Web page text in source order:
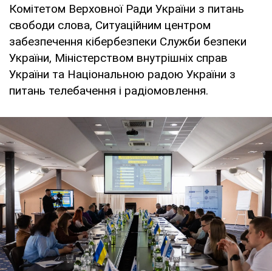
Комітетом Верховної Ради України з питань
свободи слова, Ситуаційним центром
забезпечення кібербезпеки Служби безпеки
України, Міністерством внутрішніх справ
України та Національною радою України з
питань телебачення і радіомовлення.